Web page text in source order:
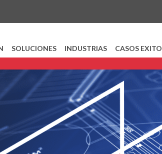
SOLUCIONES INDUSTRIAS CASOS EXITO